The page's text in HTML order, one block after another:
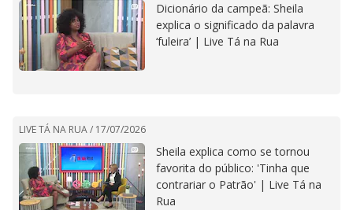
Dicionário da campeã: Sheila
explica o significado da palavra
‘fuleira’ | Live Tá na Rua
LIVE TÁ NA RUA / 17/07/2026
Sheila explica como se tornou
favorita do público: 'Tinha que
contrariar o Patrão' | Live Tá na
Rua